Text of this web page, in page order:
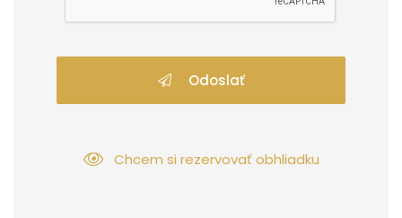
Odoslať
Chcem si rezervovať obhliadku